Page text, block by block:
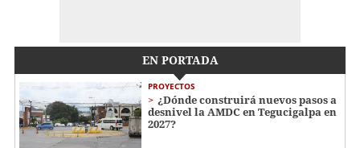
EN PORTADA
PROYECTOS
¿Dónde construirá nuevos pasos a
desnivel la AMDC en Tegucigalpa en
2027?